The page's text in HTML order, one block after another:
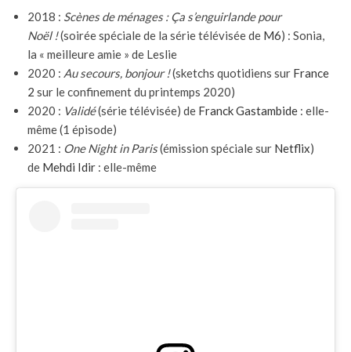
2018 : Scènes de ménages : Ça s’enguirlande pour
Noël !(soirée spéciale de la série télévisée de M6) : Sonia,
la « meilleure amie » de Leslie
2020 : Au secours, bonjour !(sketchs quotidiens sur France
2 sur le confinement du printemps 2020)
2020 : Validé(série télévisée) de Franck Gastambide : elle-
même (1 épisode)
2021 : One Night in Paris(émission spéciale sur Netflix)
de Mehdi Idir : elle-même